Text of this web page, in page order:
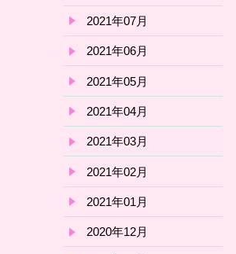
2021年07月
2021年06月
2021年05月
2021年04月
2021年03月
2021年02月
2021年01月
2020年12月